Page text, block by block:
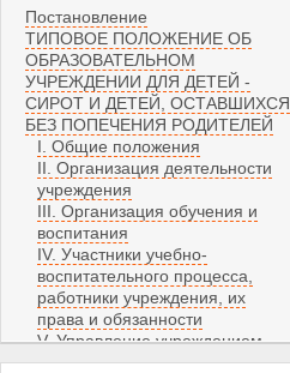
Постановление
ТИПОВОЕ ПОЛОЖЕНИЕ ОБ
ОБРАЗОВАТЕЛЬНОМ
УЧРЕЖДЕНИИ ДЛЯ ДЕТЕЙ -
СИРОТ И ДЕТЕЙ, ОСТАВШИХСЯ
БЕЗ ПОПЕЧЕНИЯ РОДИТЕЛЕЙ
I. Общие положения
II. Организация деятельности
учреждения
III. Организация обучения и
воспитания
IV. Участники учебно-
воспитательного процесса,
работники учреждения, их
права и обязанности
V. Управление учреждением
VI. Имущество и средства